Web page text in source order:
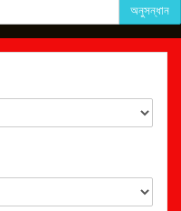
অনুসন্ধান